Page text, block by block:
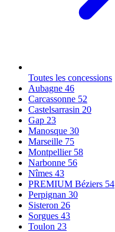
Toutes les concessions
Aubagne 46
Carcassonne 52
Castelsarrasin 20
Gap 23
Manosque 30
Marseille 75
Montpellier 58
Narbonne 56
Nîmes 43
PREMIUM Béziers 54
Perpignan 30
Sisteron 26
Sorgues 43
Toulon 23